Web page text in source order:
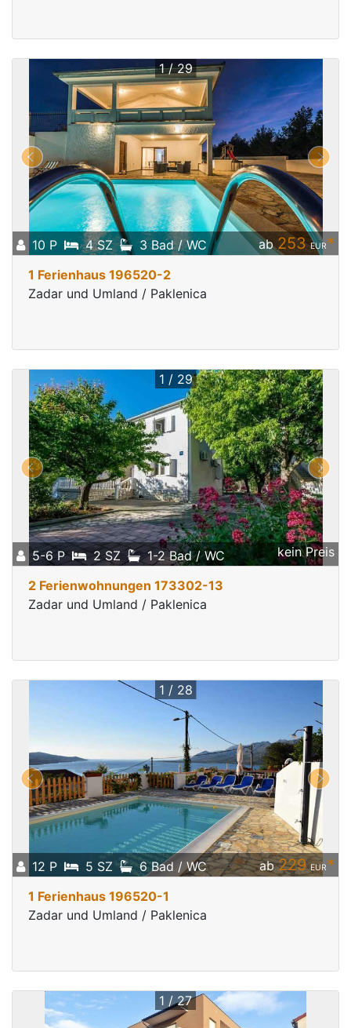
10 P 4 SZ 3 Bad / WC ab253 EUR*
1 / 29
1 Ferienhaus 196520-2
Zadar und Umland / Paklenica
5-6 P 2 SZ 1-2 Bad / WC kein Preis
1 / 29
2 Ferienwohnungen 173302-13
Zadar und Umland / Paklenica
12 P 5 SZ 6 Bad / WC ab229 EUR*
1 / 28
1 Ferienhaus 196520-1
Zadar und Umland / Paklenica
1 / 27